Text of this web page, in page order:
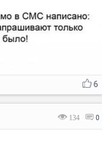
6
134 0